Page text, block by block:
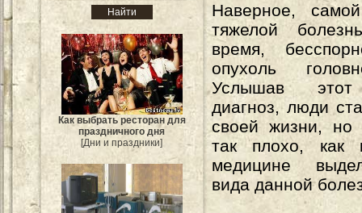
Как выбрать ресторан для
праздничного дня
[Дни и праздники]
Наверное,
тяжелой
время,
опухоль
Услышав
диагноз, люди
своей жизни, но
так плохо, как
медицине
вида данной